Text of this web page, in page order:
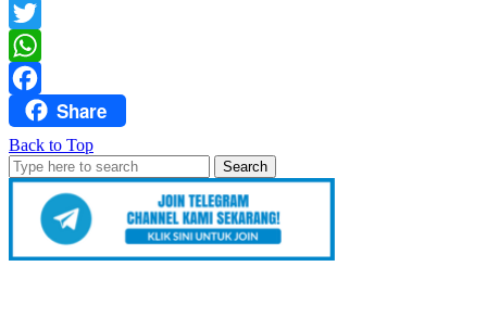
Messenger
Twitter
WhatsApp
FacebookShare
Back to Top
Search
for: